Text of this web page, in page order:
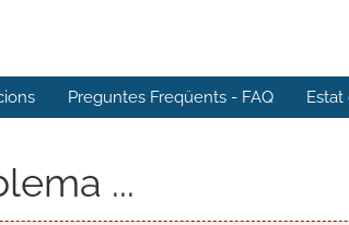
Preguntes Freqüents - FAQ Estat
...